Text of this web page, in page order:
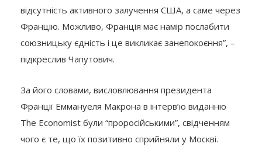
відсутність активного залучення США, а саме через
Францію. Можливо, Франція має намір послабити
союзницьку єдність і це викликає занепокоєння”, –
підкреслив Чапутович.
За його словами, висловлювання президента
Франції Еммануеля Макрона в інтерв’ю виданню
The Economist були “проросійськими”, свідченням
чого є те, що їх позитивно сприйняли у Москві.